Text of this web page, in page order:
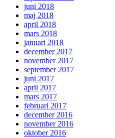
juni 2018
maj 2018
april 2018
mars 2018
januari 2018
december 2017
november 2017
september 2017
juni 2017
april 2017
mars 2017
februari 2017
december 2016
november 2016
oktober 2016